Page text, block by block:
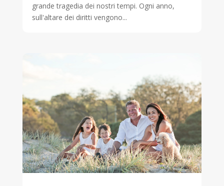
grande tragedia dei nostri tempi. Ogni anno,
sull'altare dei diritti vengono...